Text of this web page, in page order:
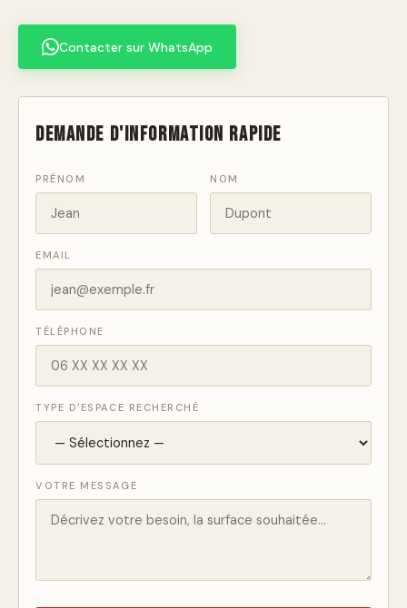
Contacter sur WhatsApp
Demande d'information rapide
PRÉNOM NOM
EMAIL
TÉLÉPHONE
TYPE D'ESPACE RECHERCHÉ
VOTRE MESSAGE